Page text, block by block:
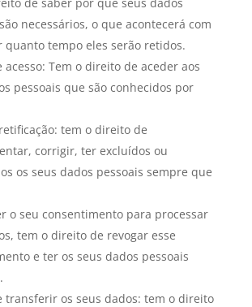
necessários, o que acontecerá com
quanto tempo eles serão retidos.
acesso: Tem o direito de aceder aos
pessoais que são conhecidos por
tem o direito de
corrigir, ter excluídos ou
os seus dados pessoais sempre que
o seu consentimento para processar
tem o direito de revogar esse
e ter os seus dados pessoais
transferir os seus dados: tem o direito